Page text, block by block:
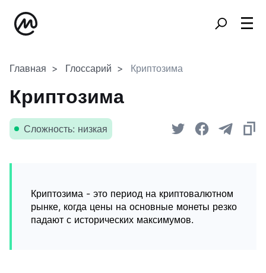
Главная Глоссарий Криптозима
Криптозима
Сложность: низкая
Криптозима - это период на криптовалютном
рынке, когда цены на основные монеты резко
падают с исторических максимумов.